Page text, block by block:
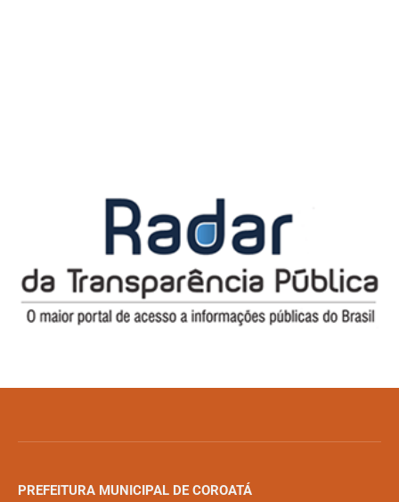
PREFEITURA MUNICIPAL DE COROATÁ